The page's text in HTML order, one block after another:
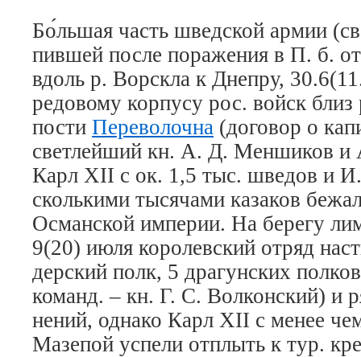
Бо́льшая часть шведской ар­мии
пив­шей по­сле по­ра­же­ния в П. б.
вдоль р. Вор­ск­ла к Днеп­ру,
ре­до­во­му кор­пу­су рос. войск
по­сти Пе­ре­во­лоч­на (до­го­вор о
светлейший кн. А. Д. Мен­ши­ков и
Карл XII с ок. 1,5 тыс. шве­дов и
сколь­ки­ми ты­ся­ча­ми ка­за­ков
Ос­ман­ской им­пе­рии. На бе­ре­гу
9(20) ию­ля ко­ро­лев­ский от­ряд
дер­ский полк, 5 дра­гун­ских
ко­манд. – кн. Г. С. Вол­кон­ский) и
не­ний, од­на­ко Карл XII с ме­нее
Ма­зе­пой ус­пе­ли от­плыть к тур.